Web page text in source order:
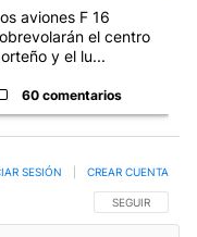
aviones F 16
el centro
y el lu...
60 comentarios
SIGA ESTA
SEGUIR
SESIÓN CREAR CUENTA